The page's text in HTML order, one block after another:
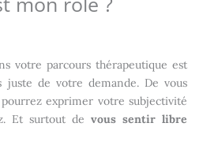
votre parcours thérapeutique est
juste de votre demande. De vous
exprimer votre subjectivité
Et surtout de vous sentir libre